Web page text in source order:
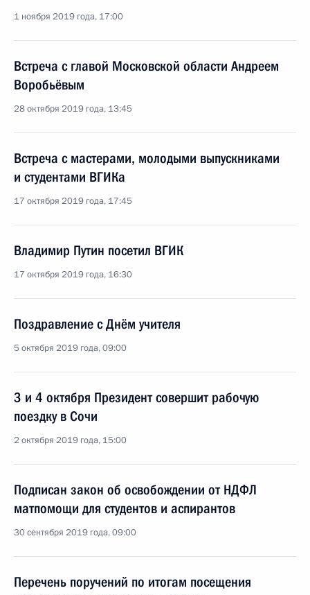
1 ноября 2019 года, 17:00
Встреча с главой Московской области Андреем
Воробьёвым
28 октября 2019 года, 13:45
Встреча с мастерами, молодыми выпускниками
и студентами ВГИКа
17 октября 2019 года, 17:45
Владимир Путин посетил ВГИК
17 октября 2019 года, 16:30
Поздравление с Днём учителя
5 октября 2019 года, 09:00
3 и 4 октября Президент совершит рабочую
поездку в Сочи
2 октября 2019 года, 15:00
Подписан закон об освобождении от НДФЛ
матпомощи для студентов и аспирантов
30 сентября 2019 года, 09:00
Перечень поручений по итогам посещения